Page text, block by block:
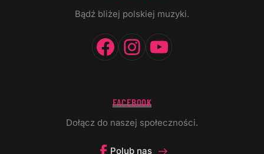
Bądź bliżej polskiej muzyki.
Facebook
Instagram
FACEBOOK
Dołącz do naszej społeczności.
Polub nas